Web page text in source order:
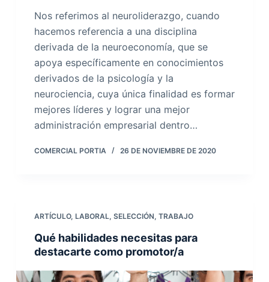
Nos referimos al neuroliderazgo, cuando
hacemos referencia a una disciplina
derivada de la neuroeconomía, que se
apoya específicamente en conocimientos
derivados de la psicología y la
neurociencia, cuya única finalidad es formar
mejores líderes y lograr una mejor
administración empresarial dentro…
COMERCIAL PORTIA 26 DE NOVIEMBRE DE 2020
ARTÍCULO, LABORAL, SELECCIÓN, TRABAJO
Qué habilidades necesitas para
destacarte como promotor/a